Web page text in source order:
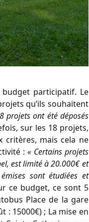
participatif. Le
qu’ils souhaitent
projets ont été déposés
sur les 18 projets,
critères, mais cela ne
: « Certains projets
est limité à 20.000€ et
sont étudiées et
ce budget, ce sont 5
Place de la gare
: 15000€) ; La mise en